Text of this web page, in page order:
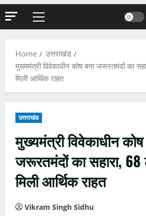
Primary
Home
उत्तराखंड
मुख्यमंत्री विवेकाधीन कोष बना जरूरतमंदों का
मिली आर्थिक राहत
उत्तराखंड
मुख्यमंत्री विवेकाधीन कोष
जरूरतमंदों का सहारा, 68
मिली आर्थिक राहत
Vikram Singh Sidhu